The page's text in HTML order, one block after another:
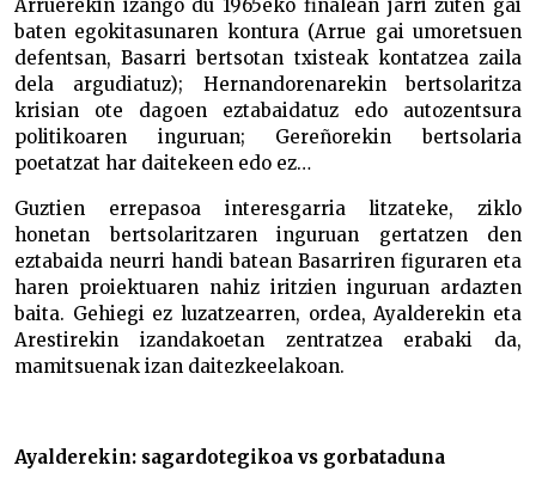
Arruerekin izango du 1965eko finalean jarri zuten gai
baten egokitasunaren kontura (Arrue gai umoretsuen
defentsan, Basarri bertsotan txisteak kontatzea zaila
dela argudiatuz); Hernandorenarekin bertsolaritza
krisian ote dagoen eztabaidatuz edo autozentsura
politikoaren inguruan; Gereñorekin bertsolaria
poetatzat har daitekeen edo ez…
Guztien errepasoa interesgarria litzateke, ziklo
honetan bertsolaritzaren inguruan gertatzen den
eztabaida neurri handi batean Basarriren figuraren eta
haren proiektuaren nahiz iritzien inguruan ardazten
baita. Gehiegi ez luzatzearren, ordea, Ayalderekin eta
Arestirekin izandakoetan zentratzea erabaki da,
mamitsuenak izan daitezkeelakoan.
Ayalderekin: sagardotegikoa vs gorbataduna